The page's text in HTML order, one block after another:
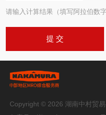
请输入计算结果（填写阿拉伯数
Copyright © 2026 湖南中村贸